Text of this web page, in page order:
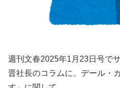
週刊文春2025年1月23日号で
晋社長のコラムに、デール・